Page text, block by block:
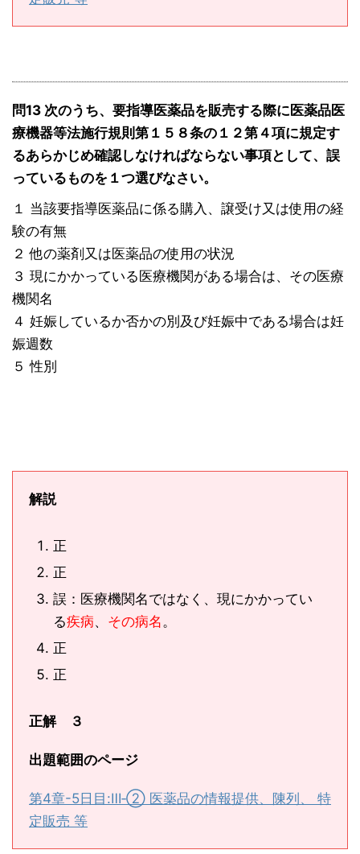
問13 次のうち、要指導医薬品を販売する際に医薬品医
療機器等法施行規則第１５８条の１２第４項に規定す
るあらかじめ確認しなければならない事項として、誤
っているものを１つ選びなさい。
１ 当該要指導医薬品に係る購入、譲受け又は使用の経
験の有無
２ 他の薬剤又は医薬品の使用の状況
３ 現にかかっている医療機関がある場合は、その医療
機関名
４ 妊娠しているか否かの別及び妊娠中である場合は妊
娠週数
５ 性別
解説
正
正
誤：医療機関名ではなく、現にかかってい
る疾病、 その病名。
正
正
正解 ３
出題範囲のページ
第4章-5日目:Ⅲ‐② 医薬品の情報提供、陳列、 特
定販売 等